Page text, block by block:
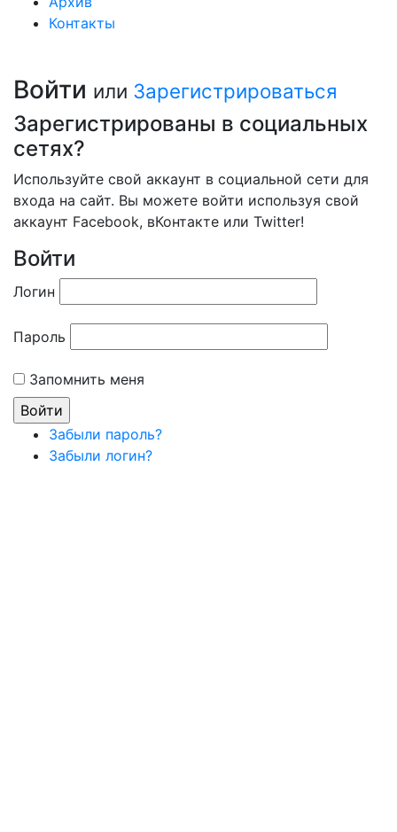
Контакты
Войти или Зарегистрироваться
Зарегистрированы в социальных
сетях?
Используйте свой аккаунт в социальной сети для
входа на сайт. Вы можете войти используя свой
аккаунт Facebook, вКонтакте или Twitter!
Войти
Логин
Пароль
Запомнить меня
Забыли пароль?
Забыли логин?